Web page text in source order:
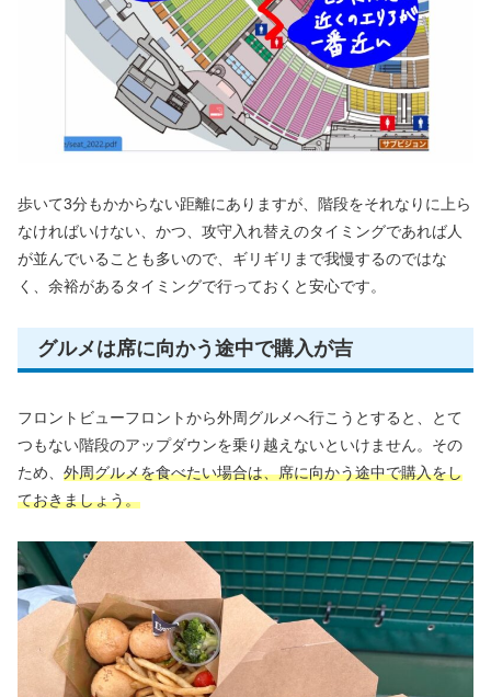
歩いて3分もかからない距離にありますが、階段をそれなりに上ら
なければいけない、かつ、攻守入れ替えのタイミングであれば人
が並んでいることも多いので、ギリギリまで我慢するのではな
く、余裕があるタイミングで行っておくと安心です。
グルメは席に向かう途中で購入が吉
フロントビューフロントから外周グルメへ行こうとすると、とて
つもない階段のアップダウンを乗り越えないといけません。その
ため、 外周グルメを食べたい場合は、席に向かう途中で購入をし
ておきましょう。